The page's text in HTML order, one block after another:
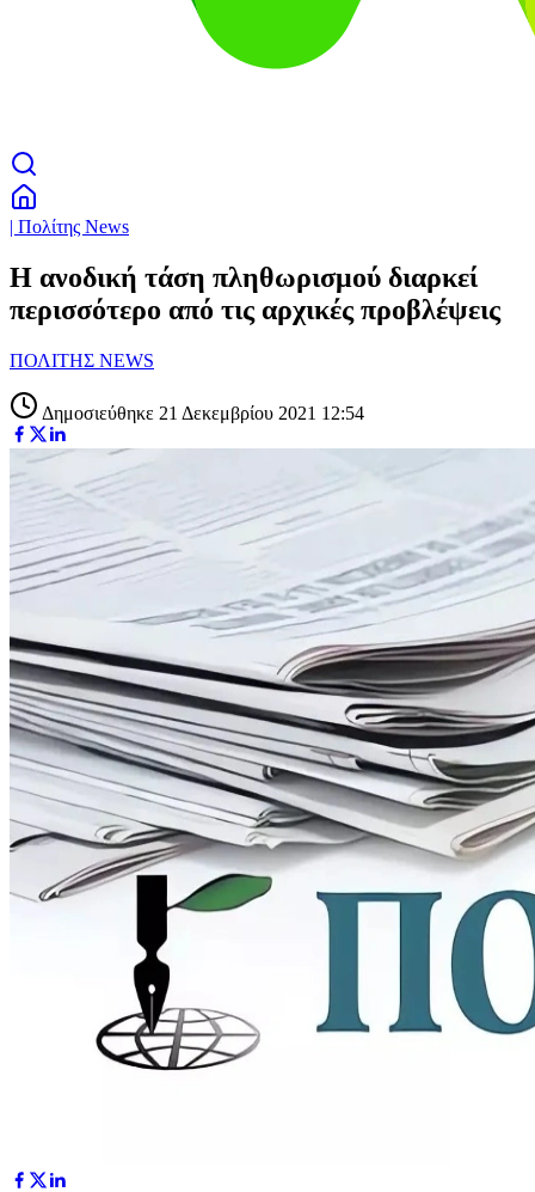
| Πολίτης News
H ανοδική τάση πληθωρισμού διαρκεί
περισσότερο από τις αρχικές προβλέψεις
ΠΟΛΙΤΗΣ NEWS
Δημοσιεύθηκε 21 Δεκεμβρίου 2021 12:54